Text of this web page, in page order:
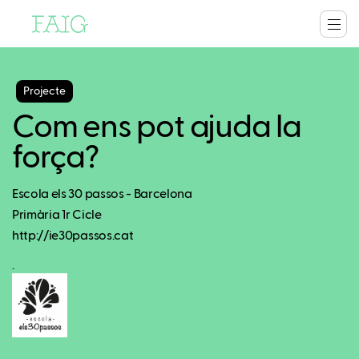
Projecte
Com ens pot ajuda la
força?
Escola els 30 passos - Barcelona
Primària 1r Cicle
http://ie30passos.cat
.